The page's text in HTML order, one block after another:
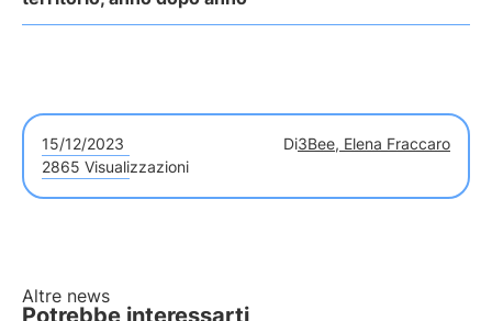
15/12/2023 Di3Bee, Elena Fraccaro
2865 Visualizzazioni
Altre news
Potrebbe interessarti